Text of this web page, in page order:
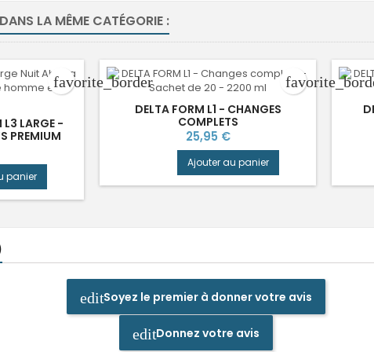
LA MÊME CATÉGORIE :
L3 LARGE -
PREMIUM
panier
favorite_border
DELTA FORM L1 - CHANGES
COMPLETS
Prix
25,95 €
Ajouter au panier
editSoyez le premier à donner votre avis
editDonnez votre avis